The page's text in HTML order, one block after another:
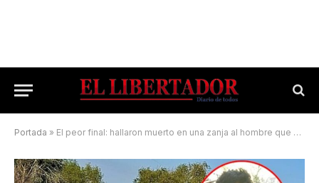
Portada » El peor final: hallaron muerto en una zanja al hombre que era buscado en Lomas de Vallejos